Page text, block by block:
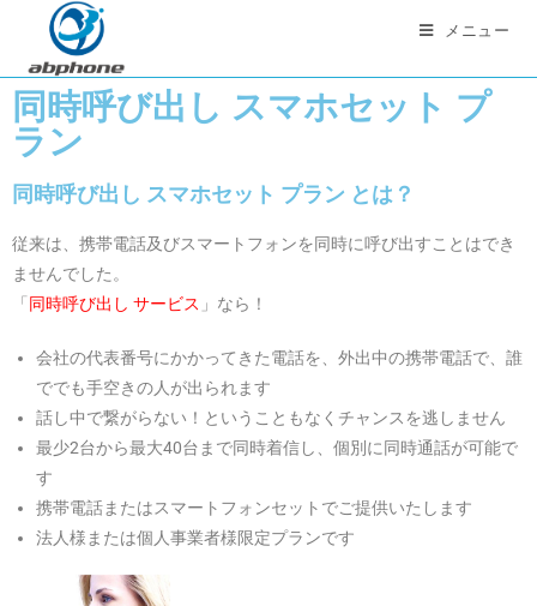
メニュー
同時呼び出し スマホセット プ
ラン
同時呼び出し スマホセット プラン とは？
従来は、携帯電話及びスマートフォンを同時に呼び出すことはでき
ませんでした。
「 同時呼び出し サービス 」なら！
会社の代表番号にかかってきた電話を、外出中の携帯電話で、誰
ででも手空きの人が出られます
話し中で繋がらない！ということもなくチャンスを逃しません
最少2台から最大40台まで同時着信し、個別に同時通話が可能で
す
携帯電話またはスマートフォンセットでご提供いたします
法人様または個人事業者様限定プランです